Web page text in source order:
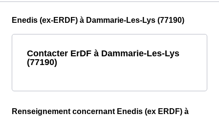
Enedis (ex-ERDF) à Dammarie-Les-Lys (77190)
Contacter ErDF à Dammarie-Les-Lys
(77190)
Renseignement concernant Enedis (ex ERDF) à